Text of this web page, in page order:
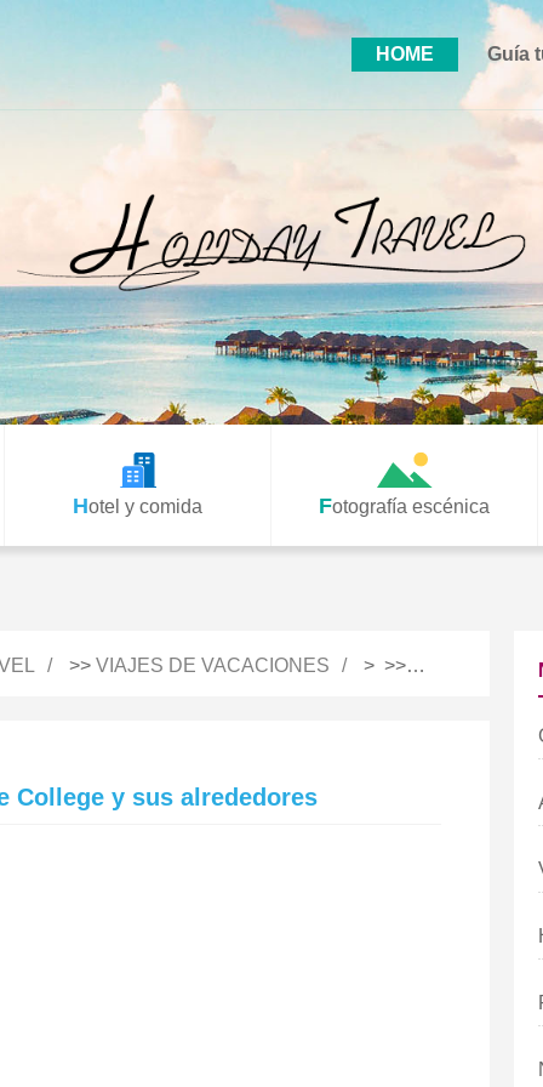
HOME Guía
Hotel y comida Fotografía escénica
>> VIAJES DE VACACIONES > >> NOTAS DE
College y sus alrededores